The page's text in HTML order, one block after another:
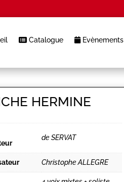
Catalogue Evènements
HERMINE
de SERVAT
Christophe ALLEGRE